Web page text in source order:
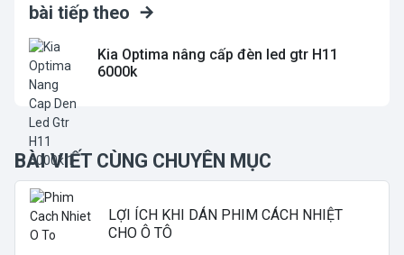
bài tiếp theo
Kia Optima nâng cấp đèn led gtr H11
6000k
BÀI VIẾT CÙNG CHUYÊN MỤC
LỢI ÍCH KHI DÁN PHIM CÁCH NHIỆT
CHO Ô TÔ